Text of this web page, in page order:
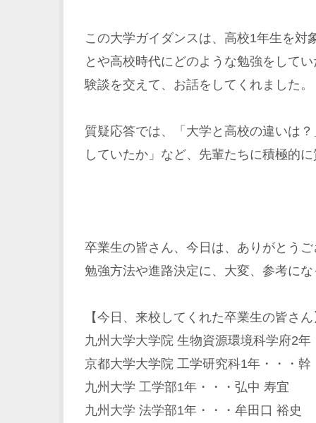
この大学ガイダンスは、高校1年生を対
とや高校時代にどのような勉強をして
験談を交えて、お話をしてくれました。
質疑応答では、「大学と高校の違いは
していたか」など、先輩たちに積極的
卒業生の皆さん、今日は、ありがとう
勉強方法や進路決定に、大変、参考に
【今日、来校してくれた卒業生の皆さ
九州大学大学院 生物資源環境科学府2
京都大学大学院 工学研究科1年・・・
九州大学 工学部1年・・・弘中 寿宜
九州大学 法学部1年・・・牟田口 裕史